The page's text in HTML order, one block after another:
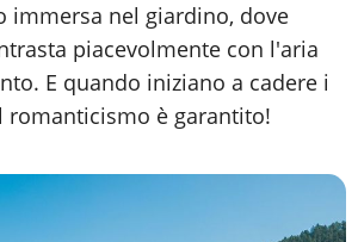
immersa nel giardino, dove
piacevolmente con l'aria
E quando iniziano a cadere i
romanticismo è garantito!